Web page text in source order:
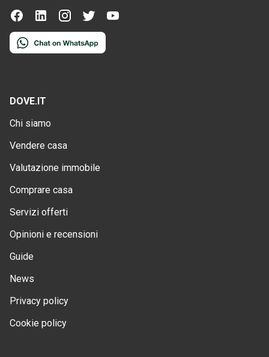
DOVE.IT
Chi siamo
Vendere casa
Valutazione immobile
Comprare casa
Servizi offerti
Opinioni e recensioni
Guide
News
Privacy policy
Cookie policy